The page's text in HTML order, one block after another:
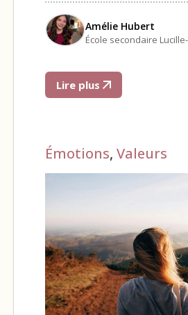
Amélie Hubert
École secondaire
Lire plus
Émotions, Valeurs